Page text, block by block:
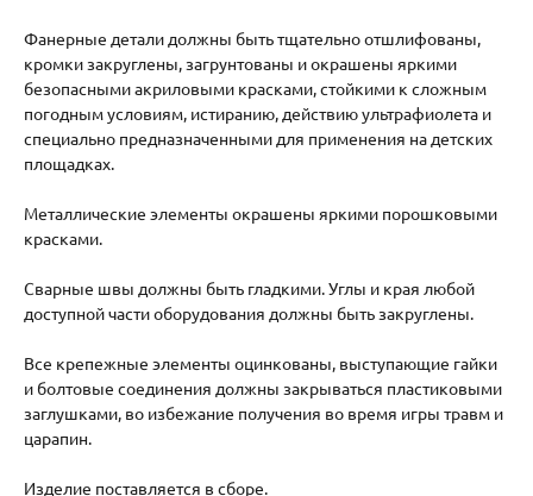
Фанерные детали должны быть тщательно отшлифованы,
кромки закруглены, загрунтованы и окрашены яркими
безопасными акриловыми красками, стойкими к сложным
погодным условиям, истиранию, действию ультрафиолета и
специально предназначенными для применения на детских
площадках.
Металлические элементы окрашены яркими порошковыми
красками.
Сварные швы должны быть гладкими. Углы и края любой
доступной части оборудования должны быть закруглены.
Все крепежные элементы оцинкованы, выступающие гайки
и болтовые соединения должны закрываться пластиковыми
заглушками, во избежание получения во время игры травм и
царапин.
Изделие поставляется в сборе.